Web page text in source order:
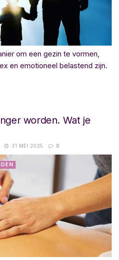
om een gezin te vormen,
en emotioneel belastend zijn.
worden. Wat je
31 MEI 2025 0